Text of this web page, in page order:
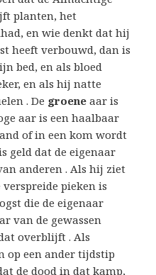
planten, het
en wie denkt dat hij
heeft verbouwd, dan is
bed, en als bloed
en als hij natte
. De groene aar is
aar is een haalbaar
of in een kom wordt
geld dat de eigenaar
anderen . Als hij ziet
pieken is
die de eigenaar
van de gewassen
overblijft . Als
op een ander tijdstip
de dood in dat kamp,